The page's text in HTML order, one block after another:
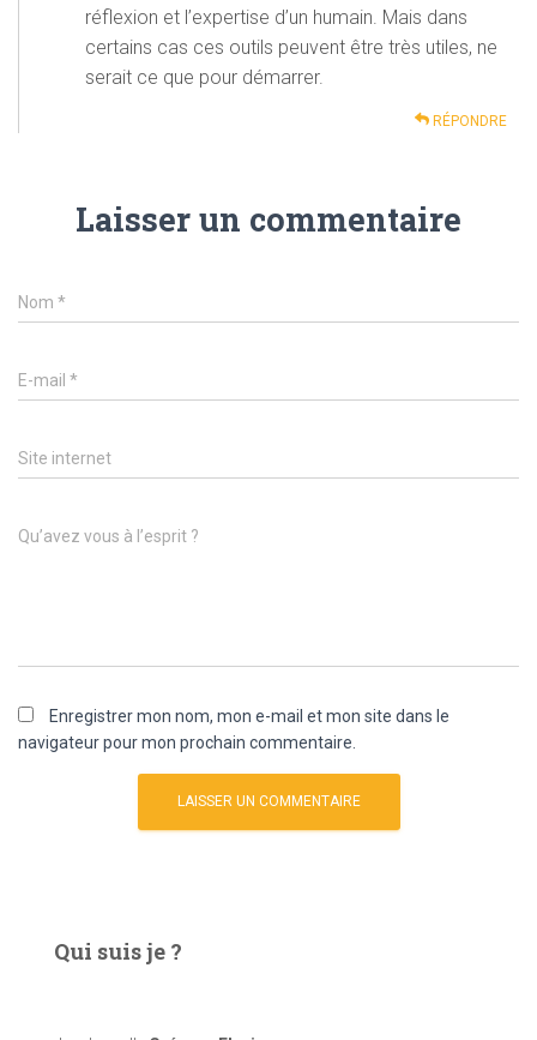
réflexion et l’expertise d’un humain. Mais dans
certains cas ces outils peuvent être très utiles, ne
serait ce que pour démarrer.
RÉPONDRE
Laisser un commentaire
Nom *
E-mail *
Site internet
Qu’avez vous à l’esprit ?
Enregistrer mon nom, mon e-mail et mon site dans le
navigateur pour mon prochain commentaire.
Qui suis je ?